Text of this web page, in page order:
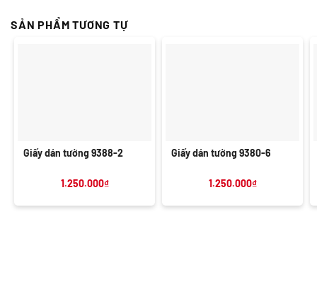
SẢN PHẨM TƯƠNG TỰ
Giấy dán tường 9388-2
1.250.000₫
Giấy dán tường 9380-6
1.250.000₫